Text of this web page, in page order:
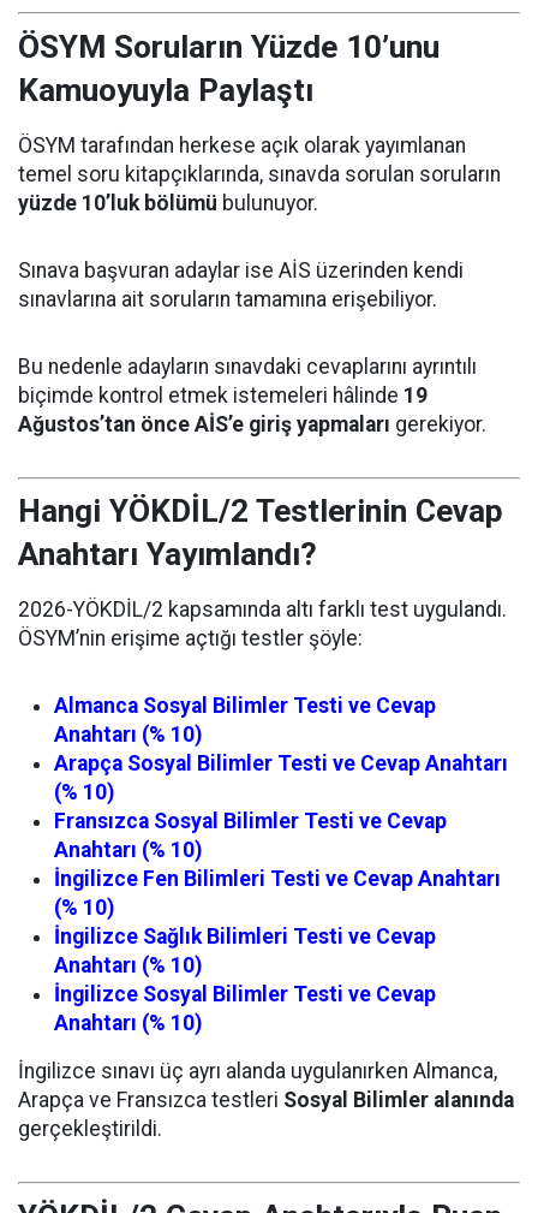
ÖSYM Soruların Yüzde 10’unu
Kamuoyuyla Paylaştı
ÖSYM tarafından herkese açık olarak yayımlanan
temel soru kitapçıklarında, sınavda sorulan soruların
yüzde 10’luk bölümü bulunuyor.
Sınava başvuran adaylar ise AİS üzerinden kendi
sınavlarına ait soruların tamamına erişebiliyor.
Bu nedenle adayların sınavdaki cevaplarını ayrıntılı
biçimde kontrol etmek istemeleri hâlinde 19
Ağustos’tan önce AİS’e giriş yapmaları gerekiyor.
Hangi YÖKDİL/2 Testlerinin Cevap
Anahtarı Yayımlandı?
2026-YÖKDİL/2 kapsamında altı farklı test uygulandı.
ÖSYM’nin erişime açtığı testler şöyle:
Almanca Sosyal Bilimler Testi ve Cevap
Anahtarı (% 10)
Arapça Sosyal Bilimler Testi ve Cevap Anahtarı
(% 10)
Fransızca Sosyal Bilimler Testi ve Cevap
Anahtarı (% 10)
İngilizce Fen Bilimleri Testi ve Cevap Anahtarı
(% 10)
İngilizce Sağlık Bilimleri Testi ve Cevap
Anahtarı (% 10)
İngilizce Sosyal Bilimler Testi ve Cevap
Anahtarı (% 10)
İngilizce sınavı üç ayrı alanda uygulanırken Almanca,
Arapça ve Fransızca testleri Sosyal Bilimler alanında
gerçekleştirildi.